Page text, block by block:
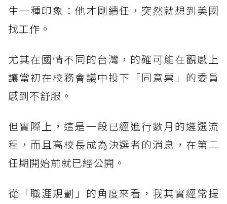
生一種印象：他才剛續任，突然就想到美國
找工作。
尤其在國情不同的台灣，的確可能在觀感上
讓當初在校務會議中投下「同意票」的委員
感到不舒服。
但實際上，這是一段已經進行數月的遴選流
程，而且高校長成為決選者的消息，在第二
任期開始前就已經公開。
從「職涯規劃」的角度來看，我其實經常提